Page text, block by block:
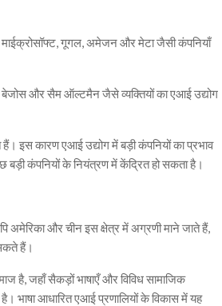
माईक्रोसॉफ्ट, गूगल, अमेजन और मेटा जैसी कंपनियाँ
और सैम ऑल्टमैन जैसे व्यक्तियों का एआई उद्योग
इस कारण एआई उद्योग में बड़ी कंपनियों का प्रभाव
बड़ी कंपनियों के नियंत्रण में केंद्रित हो सकता है।
अमेरिका और चीन इस क्षेत्र में अग्रणी माने जाते हैं,
हैं।
है, जहाँ सैकड़ों भाषाएँ और विविध सामाजिक
भाषा आधारित एआई प्रणालियों के विकास में यह